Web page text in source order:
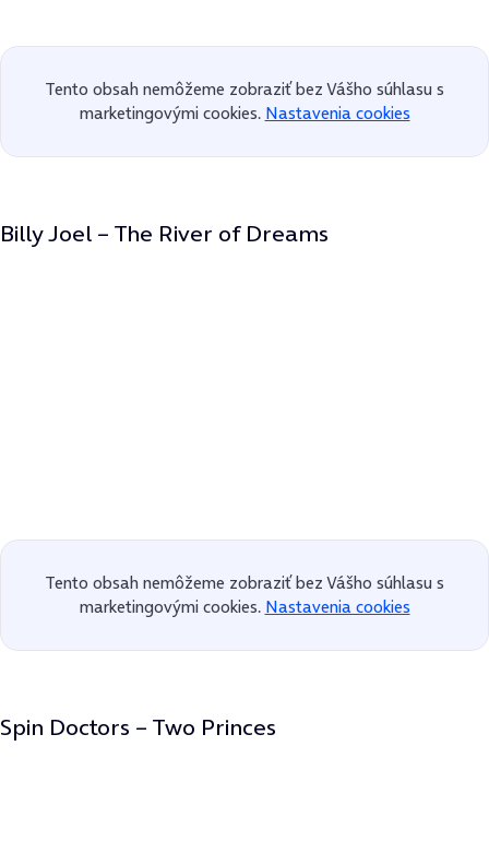
Tento obsah nemôžeme zobraziť bez Vášho súhlasu s
marketingovými cookies. Nastavenia cookies
Billy Joel – The River of Dreams
Tento obsah nemôžeme zobraziť bez Vášho súhlasu s
marketingovými cookies. Nastavenia cookies
Spin Doctors – Two Princes